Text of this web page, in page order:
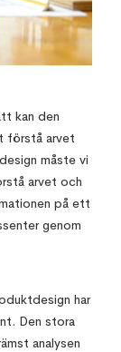
kan den
förstå arvet
måste vi
arvet och
på ett
genom
har
Den stora
analysen